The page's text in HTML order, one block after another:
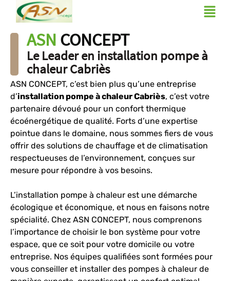
ASN CONCEPT
Le Leader en installation pompe à
chaleur Cabriès
ASN CONCEPT, c’est bien plus qu’une entreprise
d’installation pompe à chaleur Cabriès, c’est votre
partenaire dévoué pour un confort thermique
écoénergétique de qualité. Forts d’une expertise
pointue dans le domaine, nous sommes fiers de vous
offrir des solutions de chauffage et de climatisation
respectueuses de l’environnement, conçues sur
mesure pour répondre à vos besoins.
L’installation pompe à chaleur est une démarche
écologique et économique, et nous en faisons notre
spécialité. Chez ASN CONCEPT, nous comprenons
l’importance de choisir le bon système pour votre
espace, que ce soit pour votre domicile ou votre
entreprise. Nos équipes qualifiées sont formées pour
vous conseiller et installer des pompes à chaleur de